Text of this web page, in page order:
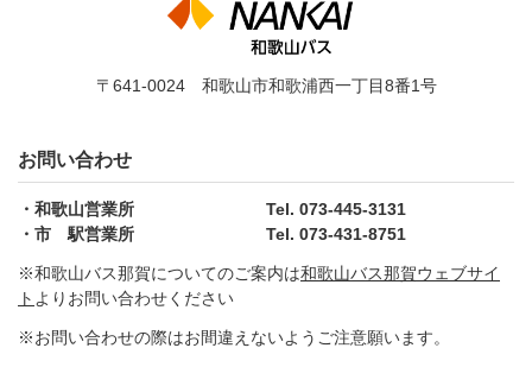
〒641-0024 和歌山市和歌浦西一丁目8番1号
お問い合わせ
和歌山営業所
Tel. 073-445-3131
市 駅営業所
Tel. 073-431-8751
※和歌山バス那賀についてのご案内は和歌山バス那賀ウェブサイ
ト よりお問い合わせください
※お問い合わせの際はお間違えないようご注意願います。